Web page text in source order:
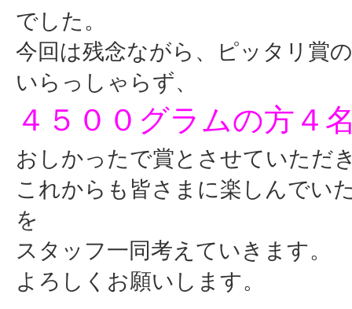
でした。
今回は残念ながら、ピッタリ賞
いらっしゃらず、
４５００グラムの方４
おしかったで賞とさせていただ
これからも皆さまに楽しんでい
を
スタッフ一同考えていきます。
よろしくお願いします。